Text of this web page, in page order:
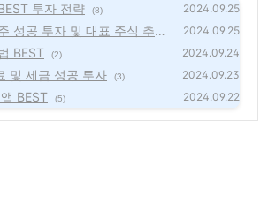
투자 전략 (8) 2024.09.25
성공 투자 및 대표 주식 추천 2024.09.25
BEST (2) 2024.09.24
및 세금 성공 투자 (3) 2024.09.23
BEST (5) 2024.09.22